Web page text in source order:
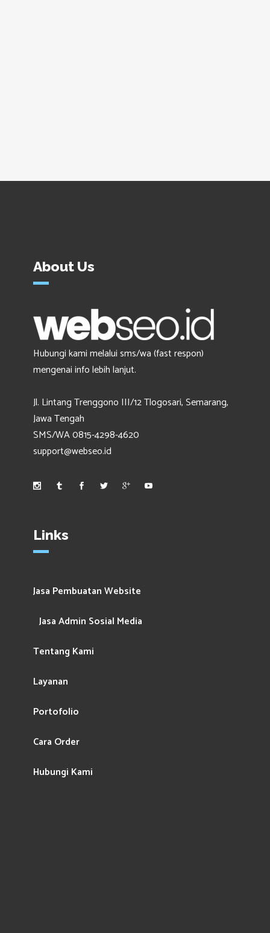
About Us
Hubungi kami melalui sms/wa (fast respon)
mengenai info lebih lanjut.
Jl. Lintang Trenggono III/12 Tlogosari, Semarang,
Jawa Tengah
SMS/WA 0815-4298-4620
support@webseo.id
Links
Jasa Pembuatan Website
Jasa Admin Sosial Media
Tentang Kami
Layanan
Portofolio
Cara Order
Hubungi Kami